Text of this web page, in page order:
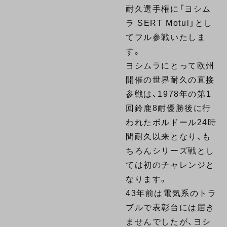
耐久選手権に「ヨシム
ラ SERT Motul」とし
てフル参戦いたしま
す。
ヨシムラにとって欧州
開催の世界耐久の直接
参戦は、1978年の第1
回鈴鹿8耐優勝後に行
われたボルドール24時
間耐久以来となり、も
ちろんシリーズ戦とし
ては初のチャレンジと
なります。
43年前は電気系のトラ
ブルで表彰台には届き
ませんでしたが、ヨシ